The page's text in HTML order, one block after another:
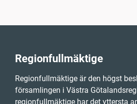
Regionfullmäktige
Regionfullmäktige är den högst
församlingen i Västra
regionfullmäktige har det yttersta